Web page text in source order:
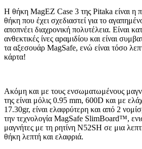
Η θήκη MagEZ Case 3 της Pitaka είναι η
θήκη που έχει σχεδιαστεί για το
αποπνέει διαχρονική πολυτέλεια. Είναι
ανθεκτικές ίνες αραμιδίου και είναι
τα αξεσουάρ MagSafe, ενώ είναι τόσο
κάρτα!
Ακόμη και με τους ενσωματωμένους
της είναι μόλις 0.95 mm, 600D και με
17.30gr, είναι ελαφρύτερη και από 2
την τεχνολογία MagSafe SlimBoard™,
μαγνήτες με τη ρητίνη N52SH σε μια
θήκη λεπτή και ελαφριά.